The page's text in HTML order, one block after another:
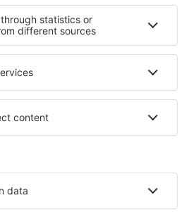
Ubytování na Spiši
Coast
Park
Ubytování ve Vlámsku